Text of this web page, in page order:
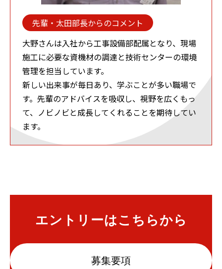
先輩・太田部長からのコメント
大野さんは入社から工事設備部配属となり、現場
施工に必要な資機材の調達と技術センターの環境
管理を担当しています。
新しい出来事が毎日あり、学ぶことが多い職場で
す。先輩のアドバイスを吸収し、視野を広くもっ
て、ノビノビと成長してくれることを期待してい
ます。
エントリーはこちらから
募集要項